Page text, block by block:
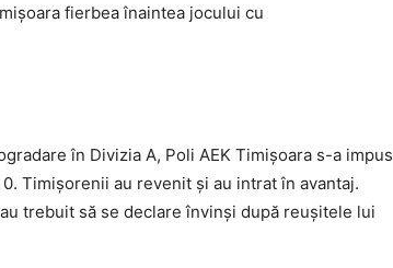
fierbea înaintea jocului cu
în Divizia A, Poli AEK Timişoara s-a impus
Timişorenii au revenit şi au intrat în avantaj.
trebuit să se declare învinşi după reuşitele lui